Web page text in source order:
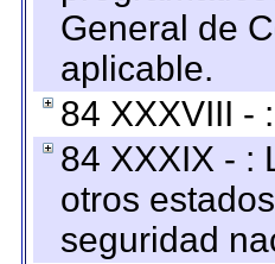
General de
aplicable.
84 XXXVIII -
84 XXXIX - :
otros
seguridad